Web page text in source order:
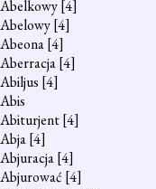
Abelkowy[4]
Abelowy[4]
Abeona[4]
Aberracja[4]
Abiljus [4]
Abis
Abiturjent[4]
Abja[4]
Abjuracja[4]
Abjurować [4]